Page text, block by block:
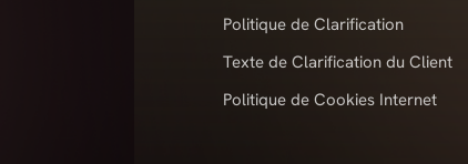
Politique de Clarification
Texte de Clarification du Client
Politique de Cookies Internet